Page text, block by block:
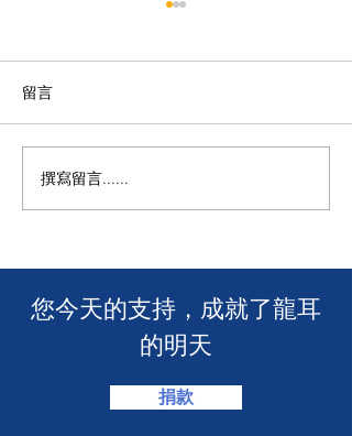
年度慈善自助午餐&晚餐
2025 - 一起創造改變！🎉
留言
撰寫留言......
​您今天的支持，成就了龍耳
的明天
捐款